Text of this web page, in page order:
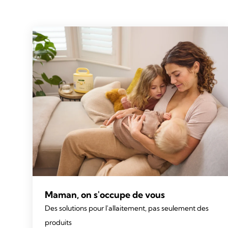
Maman, on s'occupe de vous
Des solutions pour l'allaitement, pas seulement des
produits